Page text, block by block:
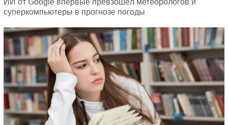
суперкомпьютеры в прогнозе погоды